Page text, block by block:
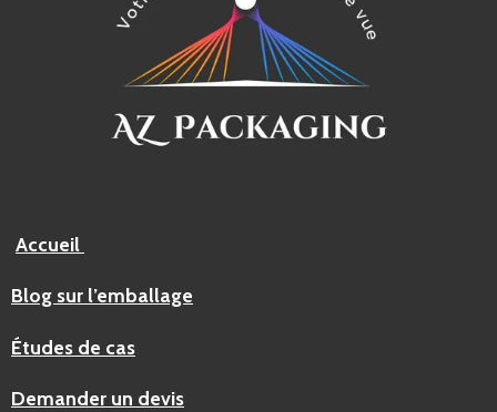
Accueil
Blog sur l’emballage
Études de cas
Demander un devis